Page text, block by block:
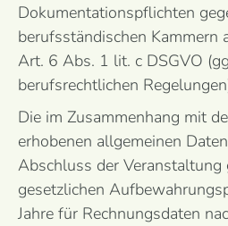
Dokumentationspflichten
berufsständischen Kammern
Art. 6 Abs. 1 lit. c DSGVO
berufsrechtlichen
Die im Zusammenhang mit
erhobenen allgemeinen
Abschluss der
gesetzlichen
Jahre für Rechnungsdaten